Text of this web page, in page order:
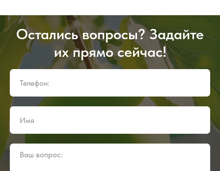
Остались вопросы? Задайте
их прямо сейчас!